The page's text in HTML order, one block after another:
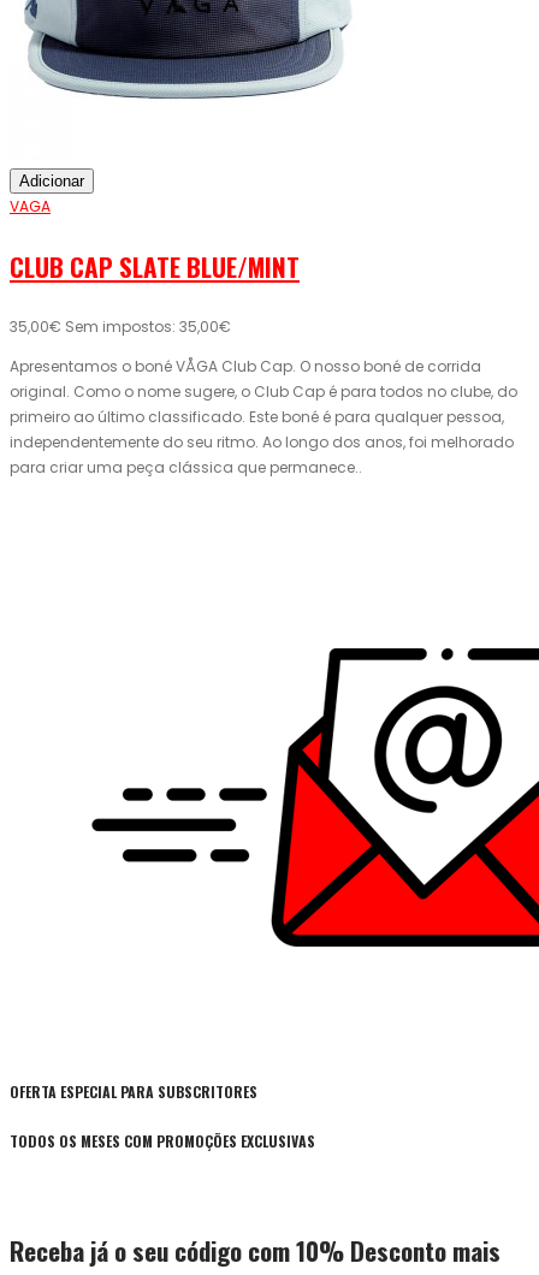
Adicionar
VAGA
CLUB CAP SLATE BLUE/MINT
35,00€ Sem impostos: 35,00€
Apresentamos o boné VÅGA Club Cap. O nosso boné de corrida
original. Como o nome sugere, o Club Cap é para todos no clube, do
primeiro ao último classificado. Este boné é para qualquer pessoa,
independentemente do seu ritmo. Ao longo dos anos, foi melhorado
para criar uma peça clássica que permanece..
OFERTA ESPECIAL PARA SUBSCRITORES
TODOS OS MESES COM PROMOÇÕES EXCLUSIVAS
Receba já o seu código com 10% Desconto mais